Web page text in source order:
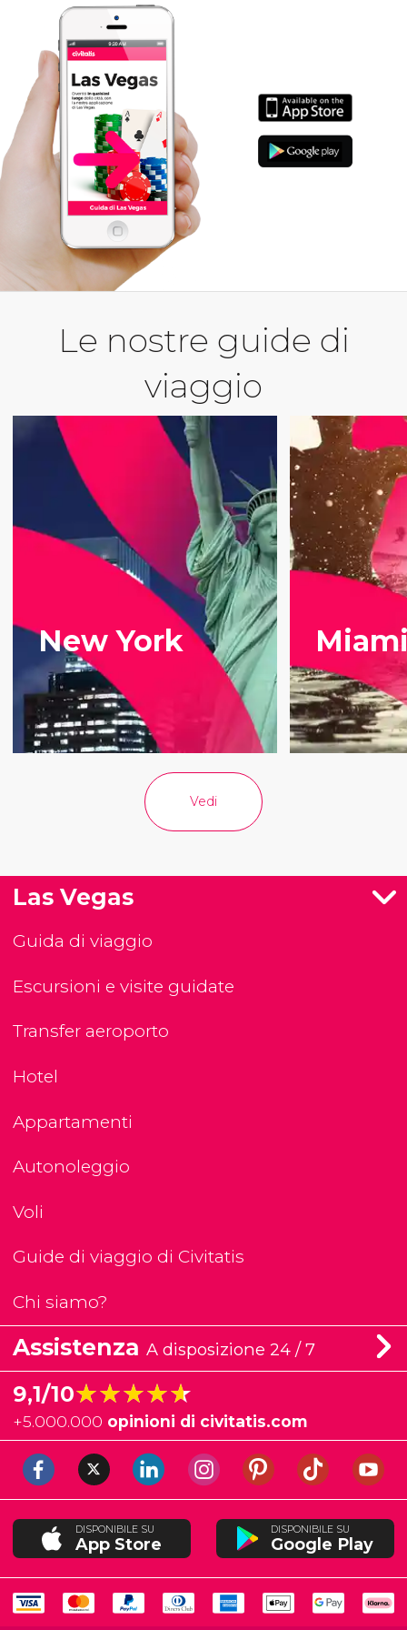
Le nostre guide di
viaggio
New York
Vedi
Las Vegas
Guida di viaggio
Escursioni e visite guidate
Transfer aeroporto
Hotel
Appartamenti
Autonoleggio
Voli
Guide di viaggio di Civitatis
Chi siamo?
Assistenza A disposizione 24 / 7
9,1/10★★★★★
★★★★★
+5.000.000 opinioni di civitatis.com
DISPONIBILE SU
App Store
DISPONIBILE SU
Google Play